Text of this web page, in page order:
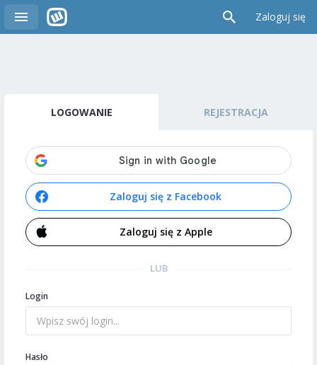
Zaloguj się
LOGOWANIE REJESTRACJA
Zaloguj się z Facebook
Zaloguj się z Apple
LUB
Login
Hasło